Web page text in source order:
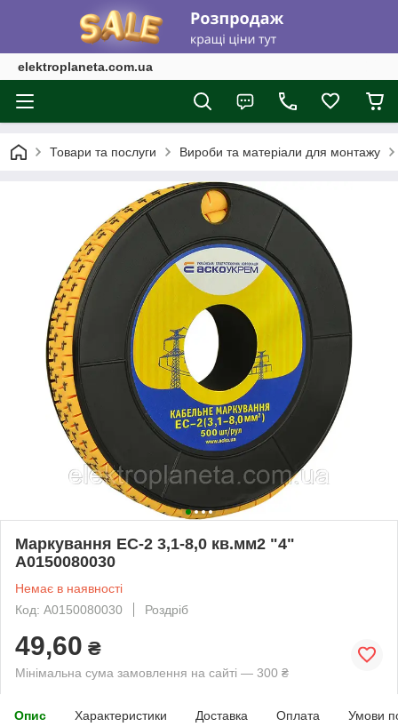
elektroplaneta.com.ua
Товари та послуги Вироби та матеріали для монтажу
Маркування EC-2 3,1-8,0 кв.мм2 "4"
A0150080030
Немає в наявності
Код: A0150080030
Роздріб
49,60 ₴
Мінімальна сума замовлення на сайті — 300 ₴
Опис Характеристики Доставка Оплата Умови